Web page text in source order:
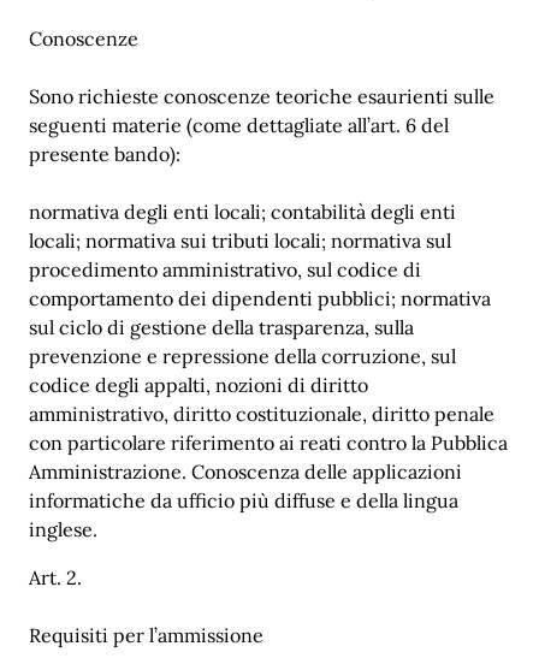
Conoscenze
Sono richieste conoscenze teoriche esaurienti sulle
seguenti materie (come dettagliate all’art. 6 del
presente bando):
normativa degli enti locali; contabilità degli enti
locali; normativa sui tributi locali; normativa sul
procedimento amministrativo, sul codice di
comportamento dei dipendenti pubblici; normativa
sul ciclo di gestione della trasparenza, sulla
prevenzione e repressione della corruzione, sul
codice degli appalti, nozioni di diritto
amministrativo, diritto costituzionale, diritto penale
con particolare riferimento ai reati contro la Pubblica
Amministrazione. Conoscenza delle applicazioni
informatiche da ufficio più diffuse e della lingua
inglese.
Art. 2.
Requisiti per l’ammissione